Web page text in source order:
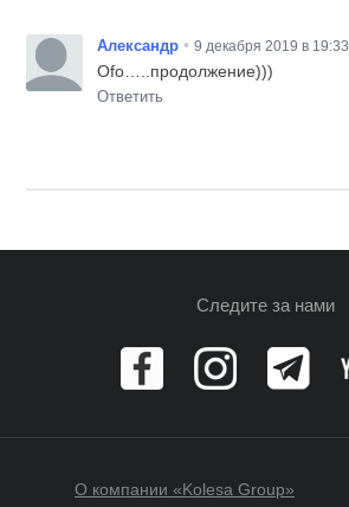
Александр • 9 декабря 2019 в 19:33
Ofo…..продолжение)))
Ответить
Следите за нами
О компании «Kolesa Group»